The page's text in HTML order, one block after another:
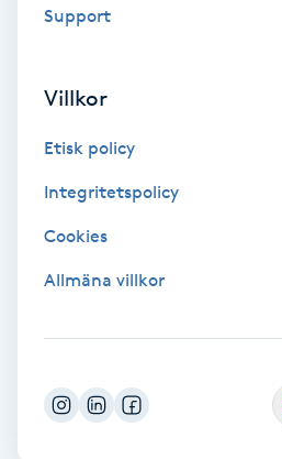
Gruppträning
Headspa
HIFU
Support
Villkor
Etisk policy
Integritetspolicy
Cookies
Allmäna villkor